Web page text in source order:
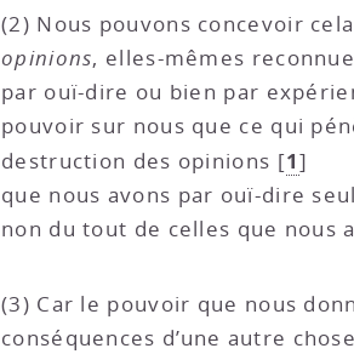
(2) Nous pouvons concevoir
opinions, elles-mêmes
par ouï-dire ou bien par
pouvoir sur nous que ce qui
destruction des opinions [1]
que nous avons par ouï-dire
non du tout de celles que nous
(3) Car le pouvoir que nous
conséquences d’une autre